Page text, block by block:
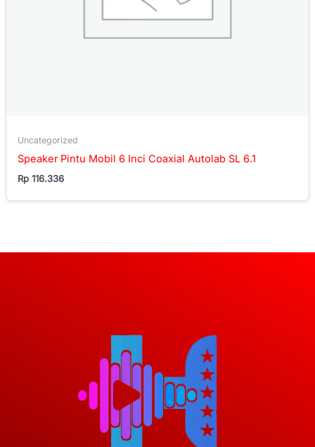
Uncategorized
Speaker Pintu Mobil 6 Inci Coaxial Autolab SL 6.1
Rp 116.336